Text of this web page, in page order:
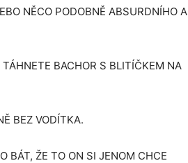
NĚCO PODOBNĚ ABSURDNÍHO A
BACHOR S BLITÍČKEM NA
BEZ VODÍTKA.
BÁT, ŽE TO ON SI JENOM CHCE